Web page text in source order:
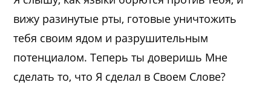
вижу разинутые рты, готовые уничтожить
тебя своим ядом и разрушительным
потенциалом. Теперь ты доверишь Мне
сделать то, что Я сделал в Своем Слове?